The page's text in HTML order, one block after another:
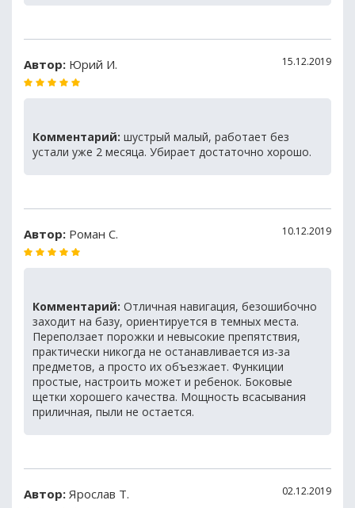
Автор: Юрий И. 15.12.2019
Комментарий: шустрый малый, работает без
устали уже 2 месяца. Убирает достаточно хорошо.
Автор: Роман С. 10.12.2019
Комментарий: Отличная навигация, безошибочно
заходит на базу, ориентируется в темных места.
Переползает порожки и невысокие препятствия,
практически никогда не останавливается из-за
предметов, а просто их объезжает. Функиции
простые, настроить может и ребенок. Боковые
щетки хорошего качества. Мощность всасывания
приличная, пыли не остается.
Автор: Ярослав Т. 02.12.2019